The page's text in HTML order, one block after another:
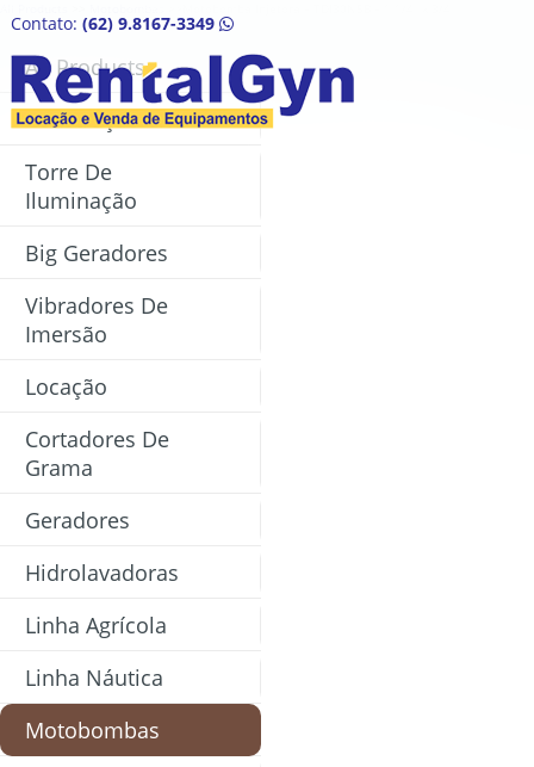
Contato: (62) 9.8167-3349
HOME
QUEM SOMOS
EQUIPAMENTOS
ORÇAMENTO
FALE CONOSCO
All Products
Construção Civil
Torre De
Iluminação
Big Geradores
Vibradores De
Imersão
Locação
Cortadores De
Grama
Geradores
Hidrolavadoras
Linha Agrícola
Linha Náutica
Motobombas